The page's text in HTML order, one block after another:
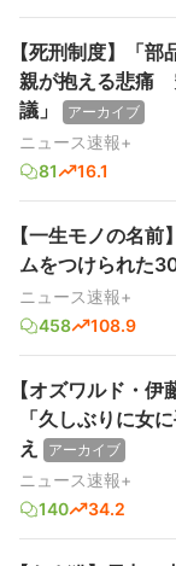
【死刑制度】「
親が抱える悲痛
議」
アーカイブ
ニュース速報+
81
16.1
【一生モノの名
ムをつけられた
ニュース速報+
458
108.9
【オズワルド・
「久しぶりに女
え
アーカイブ
ニュース速報+
140
34.2